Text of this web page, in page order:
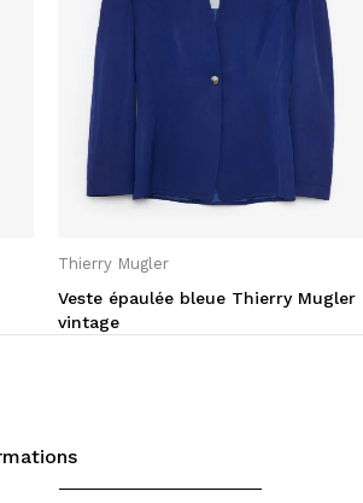
Thierry Mugler
Veste épaulée bleue Thierry Mugler
vintage